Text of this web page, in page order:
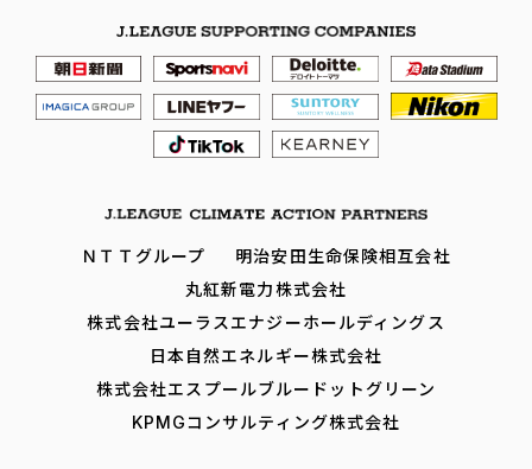
ＮＴＴグループ
明治安田生命保険相互会社
丸紅新電力株式会社
株式会社ユーラスエナジーホールディングス
日本自然エネルギー株式会社
株式会社エスプールブルードットグリーン
KPMGコンサルティング株式会社